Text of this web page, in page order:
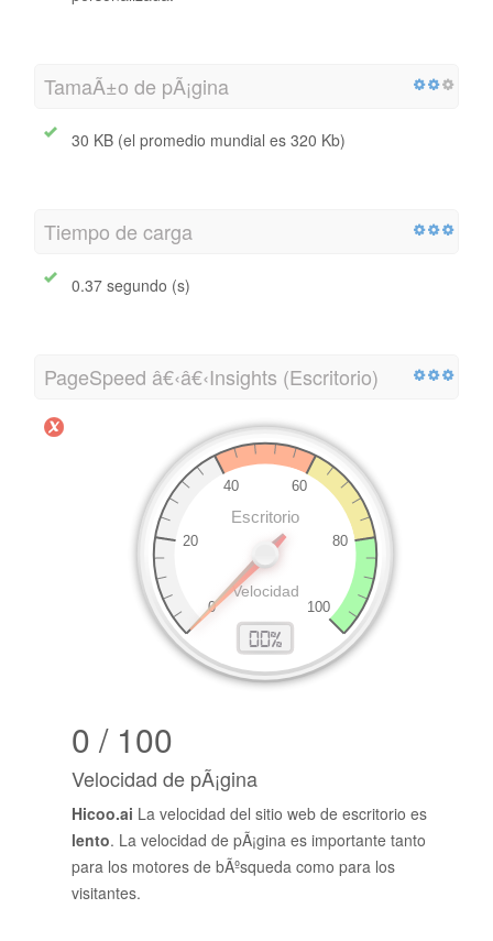
TamaÃ±o de pÃ¡gina
30 KB (el promedio mundial es 320 Kb)
Tiempo de carga
0.37 segundo (s)
PageSpeed â€‹â€‹Insights (Escritorio)
0 / 100
Velocidad de pÃ¡gina
Hicoo.ai La velocidad del sitio web de escritorio es
lento. La velocidad de pÃ¡gina es importante tanto
para los motores de bÃºsqueda como para los
visitantes.